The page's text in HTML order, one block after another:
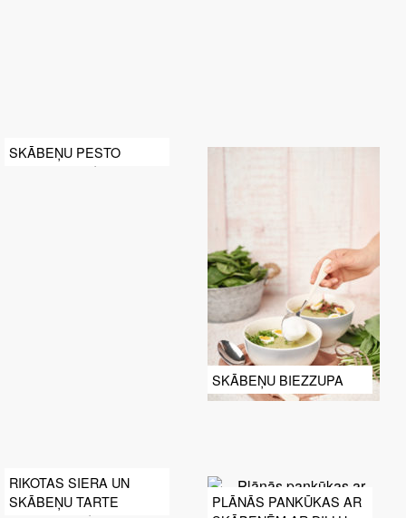
SKĀBEŅU PESTO
SKĀBEŅU BIEZZUPA
RIKOTAS SIERA UN
SKĀBEŅU TARTE
PLĀNĀS PANKŪKAS AR